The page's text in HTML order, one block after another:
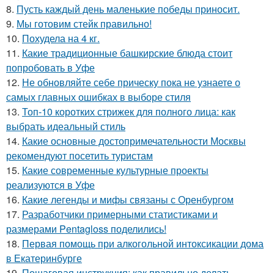
8. Пусть каждый день маленькие победы приносит.
9. Мы готовим стейк правильно!
10. Похудела на 4 кг.
11. Какие традиционные башкирские блюда стоит
попробовать в Уфе
12. Не обновляйте себе прическу пока не узнаете о
самых главных ошибках в выборе стиля
13. Топ-10 коротких стрижек для полного лица: как
выбрать идеальный стиль
14. Какие основные достопримечательности Москвы
рекомендуют посетить туристам
15. Какие современные культурные проекты
реализуются в Уфе
16. Какие легенды и мифы связаны с Оренбургом
17. Разработчики примерными статистиками и
размерами Pentagloss поделились!
18. Первая помощь при алкогольной интоксикации дома
в Екатеринбурге